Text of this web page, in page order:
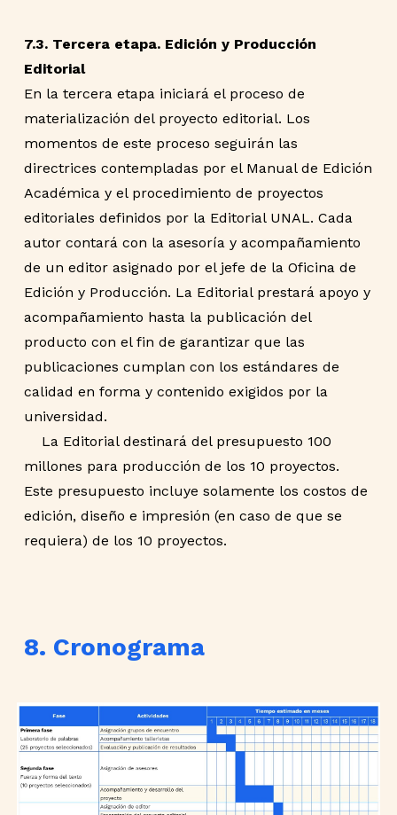
7.3. Tercera etapa. Edición y Producción
Editorial
En la tercera etapa iniciará el proceso de
materialización del proyecto editorial. Los
momentos de este proceso seguirán las
directrices contempladas por el Manual de Edición
Académica y el procedimiento de proyectos
editoriales definidos por la Editorial UNAL. Cada
autor contará con la asesoría y acompañamiento
de un editor asignado por el jefe de la Oficina de
Edición y Producción. La Editorial prestará apoyo y
acompañamiento hasta la publicación del
producto con el fin de garantizar que las
publicaciones cumplan con los estándares de
calidad en forma y contenido exigidos por la
universidad.
La Editorial destinará del presupuesto 100
millones para producción de los 10 proyectos.
Este presupuesto incluye solamente los costos de
edición, diseño e impresión (en caso de que se
requiera) de los 10 proyectos.
8. Cronograma